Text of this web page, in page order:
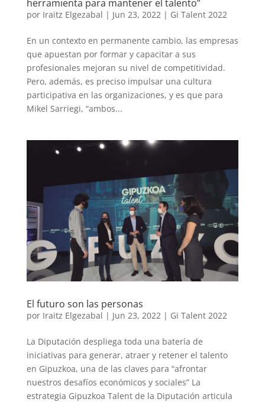
herramienta para mantener el talento”
por Iraitz Elgezabal | Jun 23, 2022 | Gi Talent 2022
En un contexto en permanente cambio, las empresas
que apuestan por formar y capacitar a sus
profesionales mejoran su nivel de competitividad.
Pero, además, es preciso impulsar una cultura
participativa en las organizaciones, y es que para
Mikel Sarriegi, “ambos...
El futuro son las personas
por Iraitz Elgezabal | Jun 23, 2022 | Gi Talent 2022
La Diputación despliega toda una batería de
iniciativas para generar, atraer y retener el talento
en Gipuzkoa, una de las claves para “afrontar
nuestros desafíos económicos y sociales” La
estrategia Gipuzkoa Talent de la Diputación articula